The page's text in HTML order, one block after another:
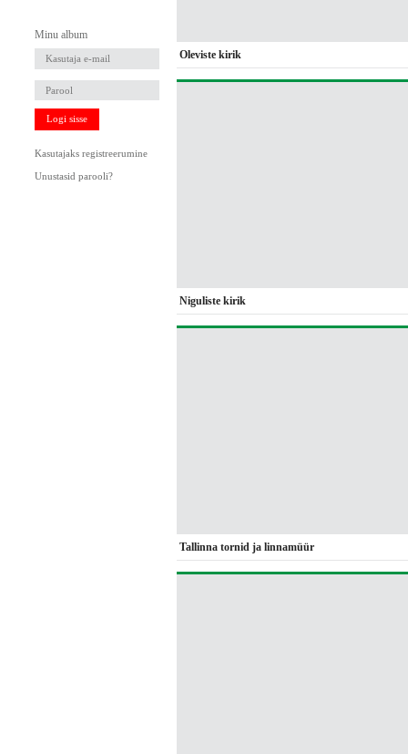
Minu album
Logi sisse
Kasutajaks registreerumine
Unustasid parooli?
Oleviste kirik
Niguliste kirik
Tallinna tornid ja linnamüür